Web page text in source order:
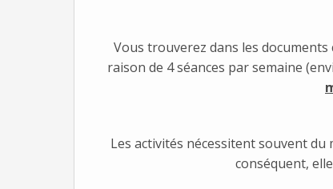
Vous trouverez dans les
raison de 4 séances par semaine
Les activités nécessitent souvent
conséquent,